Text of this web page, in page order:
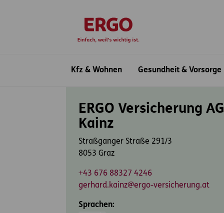
Kfz & Wohnen
Gesundheit & Vorsorge
ERGO Versicherung
Kainz
Straßganger Straße 291/3
8053 Graz
+43 676 88327 4246
gerhard.kainz@ergo-versicherung.at
Sprachen: